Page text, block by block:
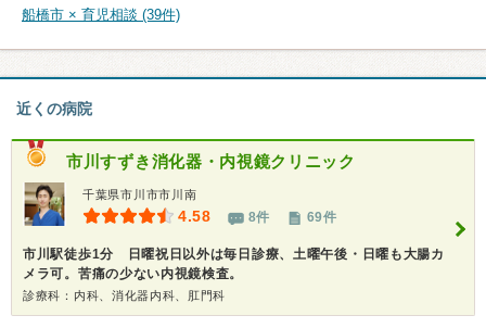
船橋市 × 育児相談 (39件)
近くの病院
市川すずき消化器・内視鏡クリニック
千葉県市川市市川南
4.58 8件 69件
市川駅徒歩1分 日曜祝日以外は毎日診療、土曜午後・日曜も大腸カ
メラ可。苦痛の少ない内視鏡検査。
診療科：内科、消化器内科、肛門科